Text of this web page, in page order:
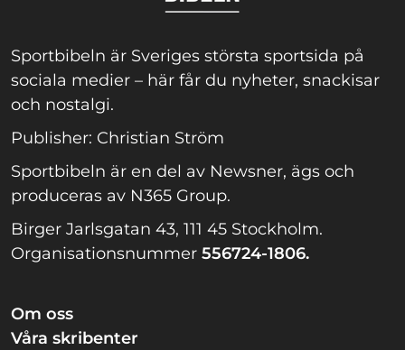
Sportbibeln är Sveriges största sportsida på
sociala medier – här får du nyheter, snackisar
och nostalgi.
Publisher: Christian Ström
Sportbibeln är en del av Newsner, ägs och
produceras av N365 Group.
Birger Jarlsgatan 43, 111 45 Stockholm.
Organisationsnummer 556724-1806.
Om oss
Våra skribenter